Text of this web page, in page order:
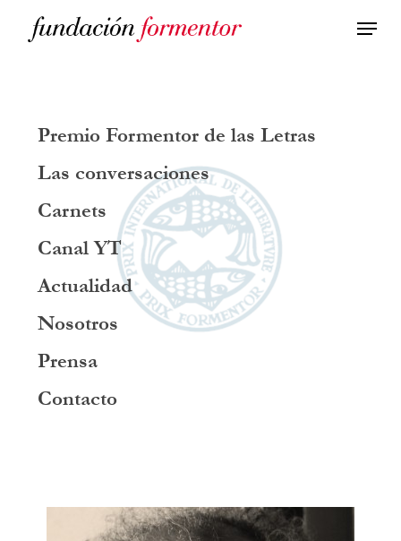
Premio Formentor de las Letras
Las conversaciones
Carnets
Canal YT
Actualidad
Nosotros
Prensa
Contacto